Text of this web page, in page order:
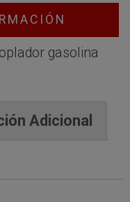
gasolina
Adicional